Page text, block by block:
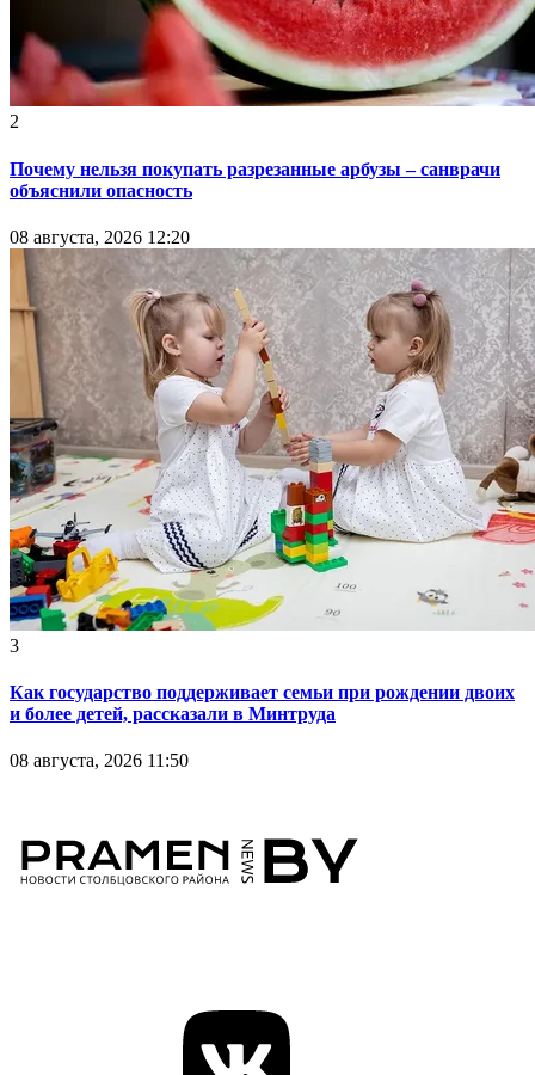
2
Почему нельзя покупать разрезанные арбузы – санврачи
объяснили опасность
08 августа, 2026 12:20
3
Как государство поддерживает семьи при рождении двоих
и более детей, рассказали в Минтруда
08 августа, 2026 11:50